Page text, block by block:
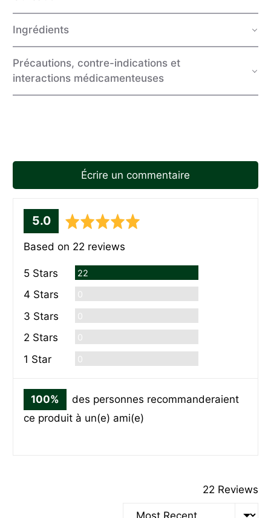
Ingrédients
Précautions, contre-indications et
interactions médicamenteuses
Écrire un commentaire
average
rating
5.0out
of
Based on 22 reviews
5 Stars 22Commentaires
4 Stars 0Commentaires
3 Stars 0Commentaires
2 Stars 0Commentaires
1 Star 0Commentaires
100%
des personnes recommanderaient
ce produit à un(e) ami(e)
22 Reviews
Sort by